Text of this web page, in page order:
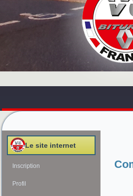
Le site internet
Inscription
Profil